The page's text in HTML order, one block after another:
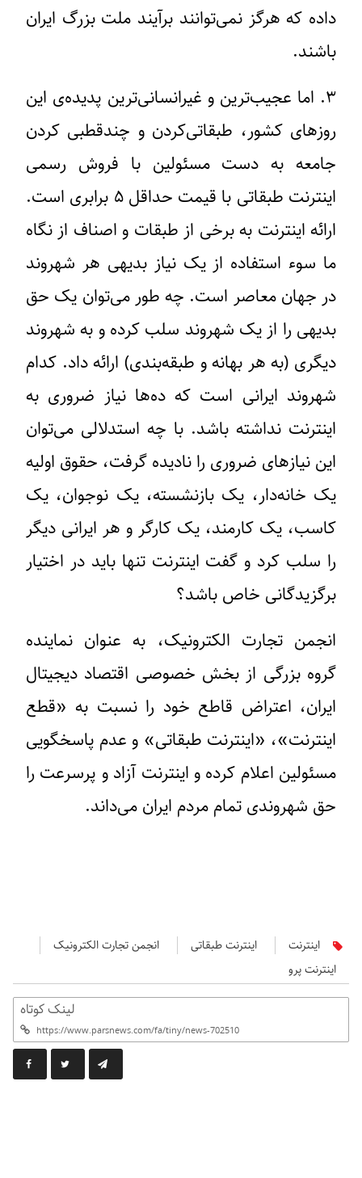
داده که هرگز نمی‌توانند برآیند ملت بزرگ ایران
باشند.
۳. اما عجیب‌ترین و غیرانسانی‌ترین پدیده‌ی این
روزهای کشور،‌ طبقاتی‌کردن و چندقطبی کردن
جامعه به دست مسئولین با فروش رسمی
اینترنت طبقاتی با قیمت حداقل ۵ برابری است.
ارائه اینترنت به برخی از طبقات و اصناف از نگاه
ما سوء استفاده از یک نیاز بدیهی هر شهروند
در جهان معاصر است. چه طور می‌توان یک حق
بدیهی را از یک شهروند سلب کرده و به شهروند
دیگری (به هر بهانه و طبقه‌بندی) ارائه داد. کدام
شهروند ایرانی است که ده‌ها نیاز ضروری به
اینترنت نداشته باشد. با چه استدلالی می‌توان
این نیازهای ضروری را نادیده گرفت، حقوق اولیه
یک خانه‌دار، یک بازنشسته، یک نوجوان، یک
کاسب، یک کارمند، یک کارگر و هر ایرانی دیگر
را سلب کرد و گفت اینترنت تنها باید در اختیار
برگزیدگانی خاص باشد؟
انجمن تجارت الکترونیک، به عنوان نماینده
گروه بزرگی از بخش خصوصی اقتصاد دیجیتال
ایران، اعتراض قاطع خود را نسبت به «قطع
اینترنت»، «اینترنت طبقاتی» و عدم پاسخگویی
مسئولین اعلام کرده و اینترنت آزاد و پرسرعت را
حق شهروندی تمام مردم ایران می‌داند.
اینترنت اینترنت طبقاتی
انجمن تجارت الکترونیک
اینترنت پرو
لینک کوتاه